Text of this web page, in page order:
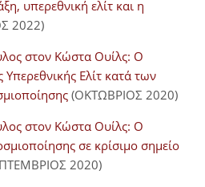
υπερεθνική ελίτ και η
2022)
στον Κώστα Ουίλς: Ο
Ελίτ κατά των
(ΟΚΤΩΒΡΙΟΣ 2020)
στον Κώστα Ουίλς: Ο
σε κρίσιμο σημείο
2020)